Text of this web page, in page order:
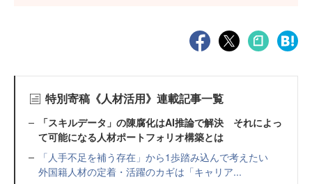
特別寄稿《人材活用》連載記事一覧
「スキルデータ」の陳腐化はAI推論で解決 それによっ
て可能になる人材ポートフォリオ構築とは
「人手不足を補う存在」から1歩踏み込んで考えたい
外国籍人材の定着・活躍のカギは「キャリア...